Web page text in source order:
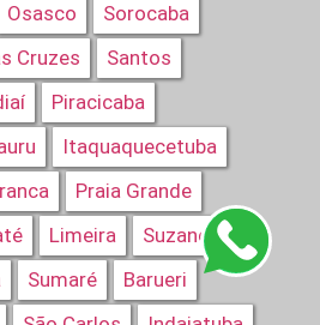
Osasco
Sorocaba
Cruzes
Santos
Piracicaba
Itaquaquecetuba
Praia Grande
Limeira
Suzano
Sumaré
Barueri